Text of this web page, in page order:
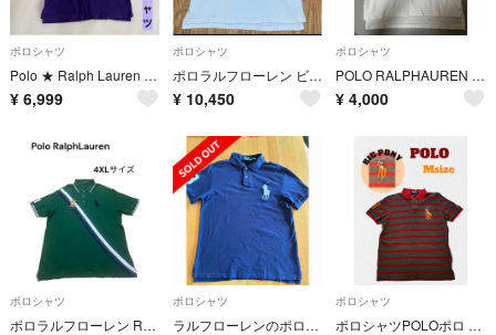
ポロシャツ
Polo ★ Ralph Lauren ポロシャツ M パープル ラルフローレン
¥ 6,999
ポロシャツ
ポロラルフローレン ビッグポニー ポロシャツ
¥ 10,450
ポロシャツ
POLO RALPHAUREN ポロシャツ
¥ 4,000
ポロシャツ
ポロラルフローレン RalphLauren ビッグサイズ ポロシャツ 4XL
ポロシャツ
ラルフローレンのポロシャツ
ポロシャツ
ポロシャツPOLOポロ ビッグポニー 3 ボーダー グレー M 刺繍